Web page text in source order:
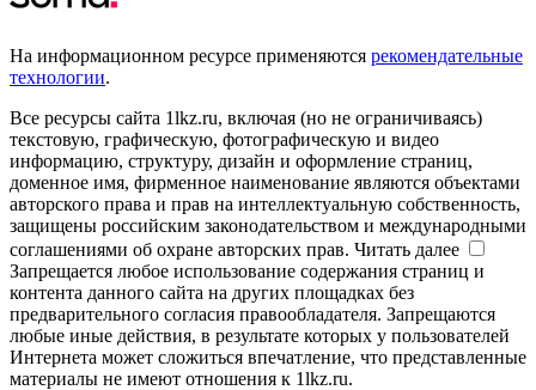
На информационном ресурсе применяются рекомендательные
технологии.
Все ресурсы сайта 1lkz.ru, включая (но не ограничиваясь)
текстовую, графическую, фотографическую и видео
информацию, структуру, дизайн и оформление страниц,
доменное имя, фирменное наименование являются объектами
авторского права и прав на интеллектуальную собственность,
защищены российским законодательством и международными
соглашениями об охране авторских прав. Читать далее
Запрещается любое использование содержания страниц и
контента данного сайта на других площадках без
предварительного согласия правообладателя. Запрещаются
любые иные действия, в результате которых у пользователей
Интернета может сложиться впечатление, что представленные
материалы не имеют отношения к 1lkz.ru.